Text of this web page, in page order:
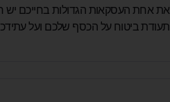
את אחת העסקאות הגדולות בחייכם יש
תעודת ביטוח על הכסף שלכם ועל